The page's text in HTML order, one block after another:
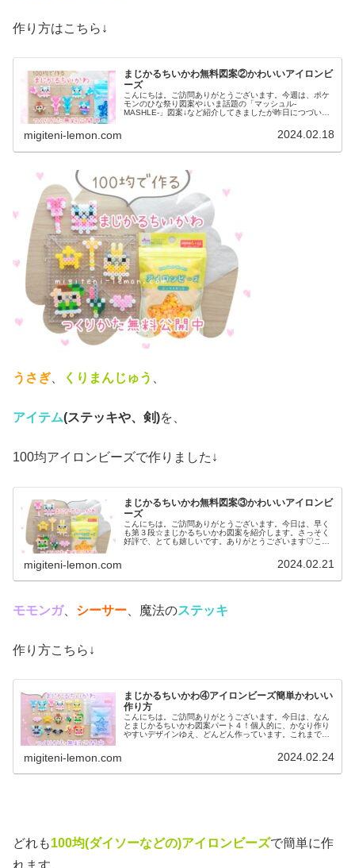
作り方はこちら↓
まじかるちいかわ無料図案②かわいいアイロンビ
ーズ
こんにちは。ご訪問ありがとうございます。今週は、ポケ
モンのひな祭り図案や↓いま話題の「マッシュル-
MASHLE-」図案↓など紹介してきましたが昨日につづいて
migiteni-lemon.com 2024.02.18
うさぎ くりまんじゅう
アイテム(ステッキや、剣)を、
100均アイロンビーズで作りました↓
まじかるちいかわ無料図案③かわいいアイロンビ
ーズ
こんにちは。ご訪問ありがとうございます。今日は、早く
も第３段☆まじかるちいかわ図案を紹介します。さっそく
好評で、とても嬉しいです。ありがとうございます♡この
migiteni-lemon.com 2024.02.21
モモンガ、 シーサー 、魔法のステッキ
作り方こちら↓
まじかるちいかわ④アイロンビーズ簡単かわいい
作り方
こんにちは。ご訪問ありがとうございます。今日は、なん
とまじかるちいかわ図案パート４！個人的に、かなり作り
やすいデザインゆえ、どんどん作っています。これまでの
migiteni-lemon.com 2024.02.24
どれも100均(ダイソーなどの)アイロンビーズで簡単に作
れます。